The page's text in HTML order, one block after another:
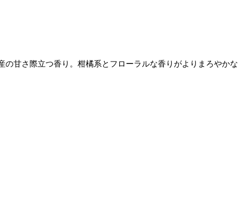
甘さ際立つ香り。柑橘系とフローラルな香りがよりまろやかな